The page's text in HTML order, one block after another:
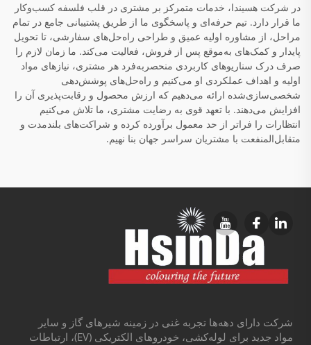
در شرکت هسیندا، خدمات متمرکز بر مشتری در قلب فلسفه کسب‌وکار
ما قرار دارد. تیم حرفه‌ای و پاسخگوی ما از طریق پشتیبانی جامع در تمام
مراحل، از مشاوره اولیه عمیق و طراحی راه‌حل‌های سفارشی، تا تحویل
پایدار و کمک‌های به‌موقع پس از فروش، فعالیت می‌کند. ما زمان لازم را
صرف درک سناریوهای کاربردی منحصربه‌فرد هر مشتری، نیازهای مواد
اولیه و اهداف عملکردی او می‌کنیم و راه‌حل‌های پوشش‌دهی
شخصی‌سازی‌شده ارائه می‌دهیم که ارزش محصول و رقابت‌پذیری آن را
افزایش می‌دهند. با تعهد قوی به رضایت مشتری، ما تلاش می‌کنیم
انتظارات را فراتر از حد معمول برآورده کرده و شراکت‌های بلندمدت و
متقابل‌المنفعت با مشتریان سراسر جهان بنا نهیم.
شرکت دارای دهه‌ها تجربه غنی در زمینه شیرهای گاز و سایر
مواد جدید برای لوله‌کشی، خودروهای الکتریکی (EV)، ارتباطات